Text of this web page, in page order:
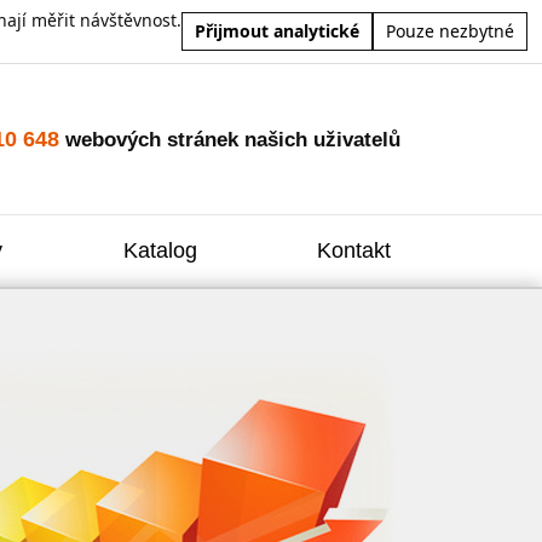
měřit návštěvnost.
Přijmout analytické Pouze nezbytné
648 webových stránek našich uživatelů
Katalog Kontakt